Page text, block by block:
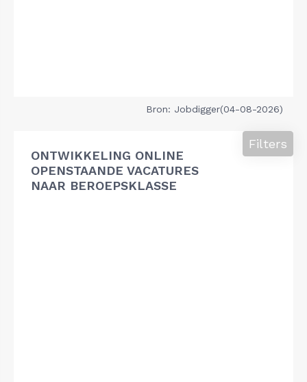
Bron: Jobdigger(04-08-2026)
ONTWIKKELING ONLINE
OPENSTAANDE VACATURES
NAAR BEROEPSKLASSE
Filters